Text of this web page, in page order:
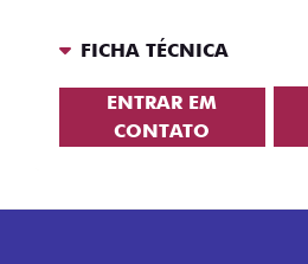
FICHA TÉCNICA
ENTRAR EM
CONTATO